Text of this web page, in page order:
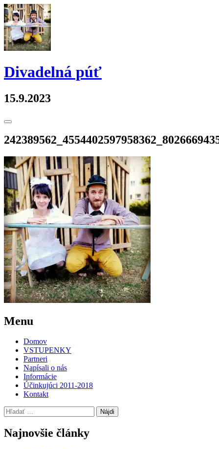
Skip
to
content
Divadelná púť
15.9.2023
Toggle
Post
←Kapor
na
Menu
Domov
VSTUPENKY
Partneri
Napísali o nás
Informácie
Účinkujúci 2011-2018
Kontakt
Hľadať:
Najnovšie články